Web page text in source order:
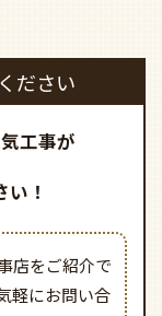
工事が
い！
店をご紹介で